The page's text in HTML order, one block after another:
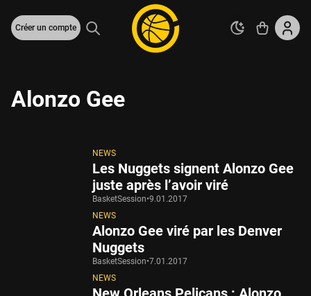
Créer un compte
Alonzo Gee
NEWS
Les Nuggets signent Alonzo Gee
juste après l’avoir viré
BasketSession•9.01.2017
NEWS
Alonzo Gee viré par les Denver
Nuggets
BasketSession•7.01.2017
NEWS